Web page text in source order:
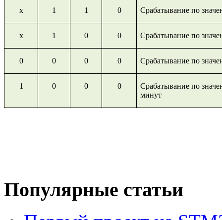
х 1 1 0 Срабатывание по
х 1 0 0 Срабатывание по
0 0 0 0 Срабатывание по
1 0 0 0
Срабатывание по
минут
Популярные статьи